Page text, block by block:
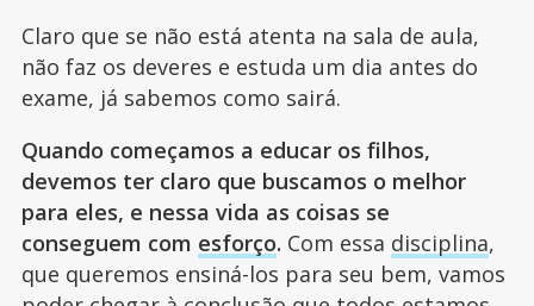
Claro que se não está atenta na sala de aula,
não faz os deveres e estuda um dia antes do
exame, já sabemos como sairá.
Quando começamos a educar os filhos,
devemos ter claro que buscamos o melhor
para eles, e nessa vida as coisas se
conseguem com esforço. Com essa disciplina,
que queremos ensiná-los para seu bem, vamos